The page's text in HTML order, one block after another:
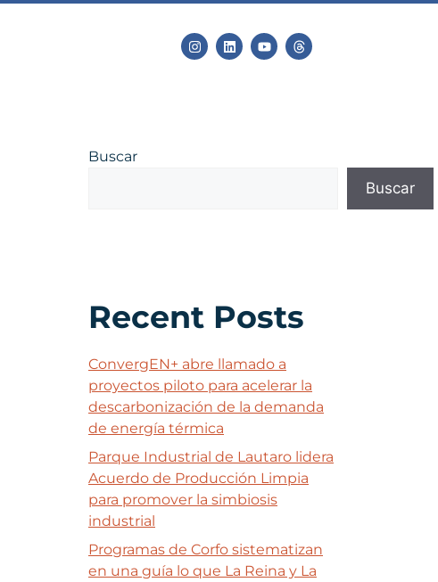
Buscar
Buscar
Recent Posts
ConvergEN+ abre llamado a
proyectos piloto para acelerar la
descarbonización de la demanda
de energía térmica
Parque Industrial de Lautaro lidera
Acuerdo de Producción Limpia
para promover la simbiosis
industrial
Programas de Corfo sistematizan
en una guía lo que La Reina y La